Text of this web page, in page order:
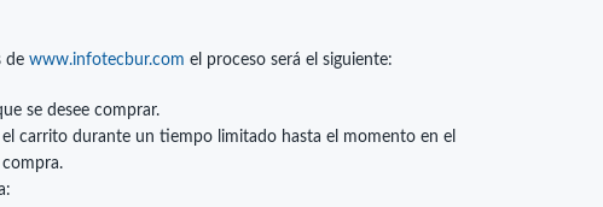
de www.infotecbur.com el proceso será el siguiente:
se desee comprar.
carrito durante un tiempo limitado hasta el momento en el